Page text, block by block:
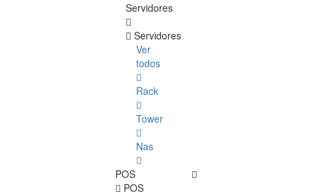
Servidores
Servidores
Ver
todos
Rack
Tower
Nas
POS
POS